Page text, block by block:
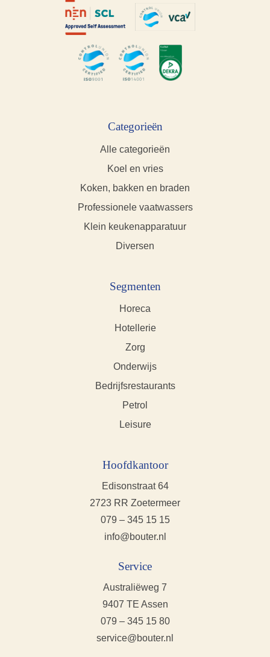
Categorieën
Alle categorieën
Koel en vries
Koken, bakken en braden
Professionele vaatwassers
Klein keukenapparatuur
Diversen
Segmenten
Horeca
Hotellerie
Zorg
Onderwijs
Bedrijfsrestaurants
Petrol
Leisure
Hoofdkantoor
Edisonstraat 64
2723 RR Zoetermeer
079 – 345 15 15
info@bouter.nl
Service
Australiëweg 7
9407 TE Assen
079 – 345 15 80
service@bouter.nl